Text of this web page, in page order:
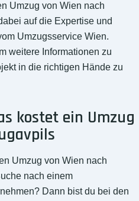
Umzug von Wien nach
auf die Expertise und
Umzugsservice Wien.
weitere Informationen zu
in die richtigen Hände zu
kostet ein Umzug
Umzug von Wien nach
nach einem
Dann bist du bei den